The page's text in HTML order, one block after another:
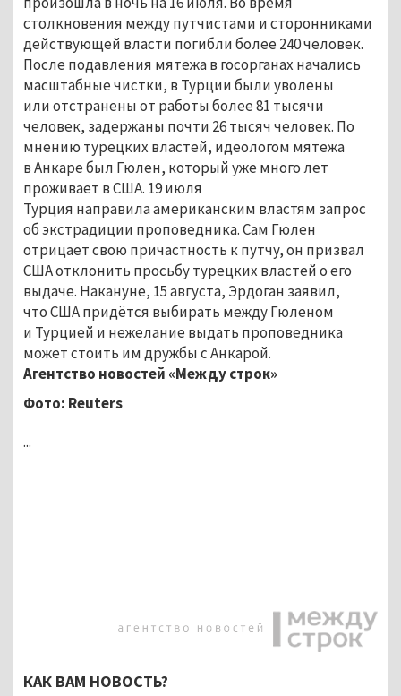
столкновения между путчистами и сторонниками
действующей власти погибли более 240 человек.
После подавления мятежа в госорганах начались
масштабные чистки, в Турции были уволены
или отстранены от работы более 81 тысячи
человек, задержаны почти 26 тысяч человек. По
мнению турецких властей, идеологом мятежа
в Анкаре был Гюлен, который уже много лет
проживает в США. 19 июля
Турция направила американским властям запрос
об экстрадиции проповедника. Сам Гюлен
отрицает свою причастность к путчу, он призвал
США отклонить просьбу турецких властей о его
выдаче. Накануне, 15 августа, Эрдоган заявил,
что США придётся выбирать между Гюленом
и Турцией и нежелание выдать проповедника
может стоить им дружбы с Анкарой.
Агентство новостей «Между строк»
Фото: Reuters
...
КАК ВАМ НОВОСТЬ?